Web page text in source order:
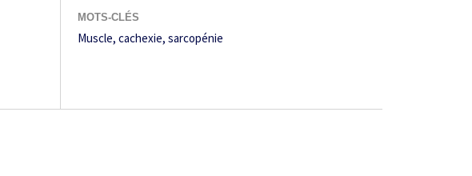
MOTS-CLÉS
Muscle cachexie sarcopénie